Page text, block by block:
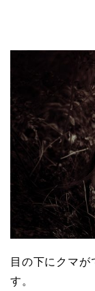
目の下にクマ
す。